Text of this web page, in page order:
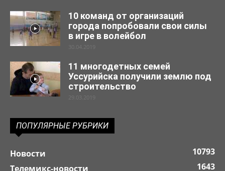
10 команд от организаций
города попробовали свои силы
в игре в волейбол
30.04.2019
11 многодетных семей
Уссурийска получили землю под
строительство
29.03.2019
ПОПУЛЯРНЫЕ РУБРИКИ
Новости
10793
Телемикс-новости
1643